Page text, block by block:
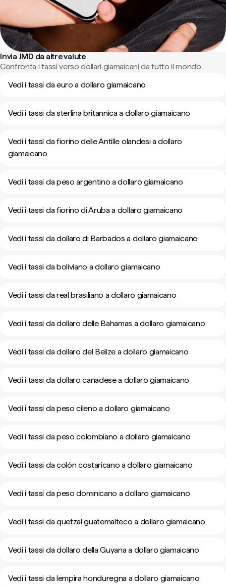
Invia JMD da altre valute
Confronta i tassi verso dollari giamaicani da tutto il mondo.
Vedi i tassi da euro a dollaro giamaicano
Vedi i tassi da sterlina britannica a dollaro giamaicano
Vedi i tassi da fiorino delle Antille olandesi a dollaro
giamaicano
Vedi i tassi da peso argentino a dollaro giamaicano
Vedi i tassi da fiorino di Aruba a dollaro giamaicano
Vedi i tassi da dollaro di Barbados a dollaro giamaicano
Vedi i tassi da boliviano a dollaro giamaicano
Vedi i tassi da real brasiliano a dollaro giamaicano
Vedi i tassi da dollaro delle Bahamas a dollaro giamaicano
Vedi i tassi da dollaro del Belize a dollaro giamaicano
Vedi i tassi da dollaro canadese a dollaro giamaicano
Vedi i tassi da peso cileno a dollaro giamaicano
Vedi i tassi da peso colombiano a dollaro giamaicano
Vedi i tassi da colón costaricano a dollaro giamaicano
Vedi i tassi da peso dominicano a dollaro giamaicano
Vedi i tassi da quetzal guatemalteco a dollaro giamaicano
Vedi i tassi da dollaro della Guyana a dollaro giamaicano
Vedi i tassi da lempira honduregna a dollaro giamaicano